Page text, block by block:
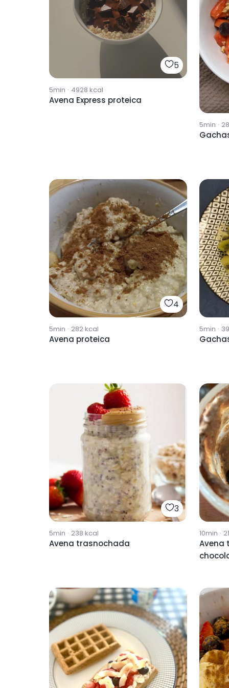
5
5min · 4928 kcal
Avena Express proteica
5min ·
4
5min · 282kcal
Avena proteica
5min ·
3
5min · 238 kcal
Avena trasnochada
10min ·
Avena